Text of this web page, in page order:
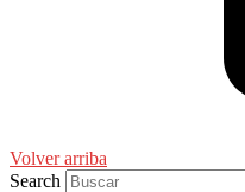
Volver arriba
Search